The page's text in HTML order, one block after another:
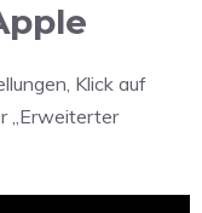
Klick auf
„Erweiterter